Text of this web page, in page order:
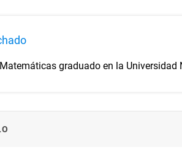
graduado en la